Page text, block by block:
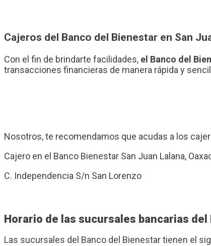
Cajeros del Banco del Bienestar en San
Con el fin de brindarte facilidades, el Banco del
transacciones financieras de manera rápida y
Nosotros, te recomendamos que acudas a los
Cajero en el Banco Bienestar San Juan Lalana,
C. Independencia S/n San Lorenzo
Horario de las sucursales bancarias
Las sucursales del Banco del Bienestar tienen el